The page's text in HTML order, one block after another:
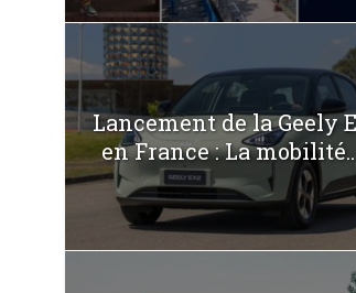
Lancement de la Geely
en France : La